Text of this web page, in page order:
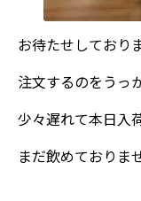
お待たせしており
注文するのをうっ
少々遅れて本日入
まだ飲めておりま